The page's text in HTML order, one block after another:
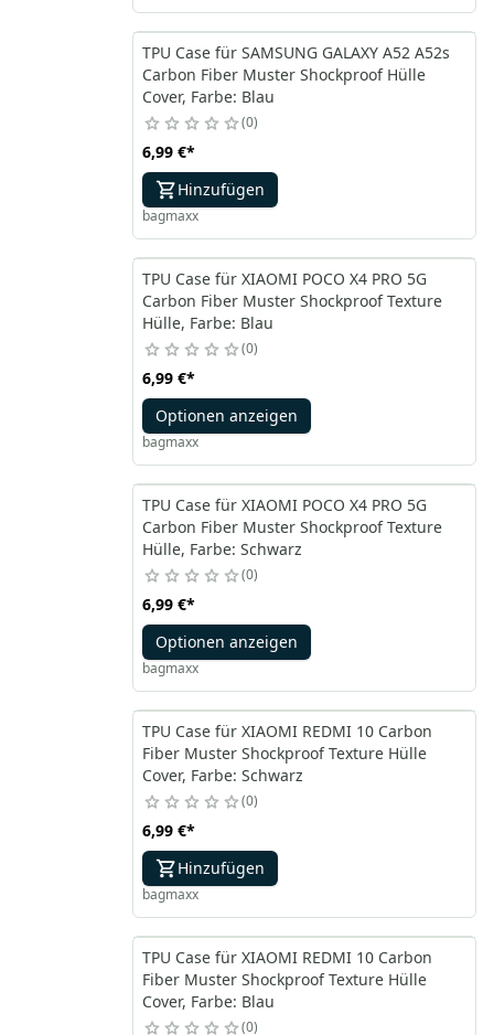
TPU Case für SAMSUNG GALAXY A52 A52s
Carbon Fiber Muster Shockproof Hülle
Cover, Farbe: Blau
0
6,99 €*
Hinzufügen
bagmaxx
TPU Case für XIAOMI POCO X4 PRO 5G
Carbon Fiber Muster Shockproof Texture
Hülle, Farbe: Blau
0
6,99 €*
Optionen anzeigen
bagmaxx
TPU Case für XIAOMI POCO X4 PRO 5G
Carbon Fiber Muster Shockproof Texture
Hülle, Farbe: Schwarz
0
6,99 €*
Optionen anzeigen
bagmaxx
TPU Case für XIAOMI REDMI 10 Carbon
Fiber Muster Shockproof Texture Hülle
Cover, Farbe: Schwarz
0
6,99 €*
Hinzufügen
bagmaxx
TPU Case für XIAOMI REDMI 10 Carbon
Fiber Muster Shockproof Texture Hülle
Cover, Farbe: Blau
0